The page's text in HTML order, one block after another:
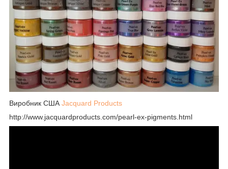
Виробник США Jacquard Products
http://www.jacquardproducts.com/pearl-ex-pigments.html